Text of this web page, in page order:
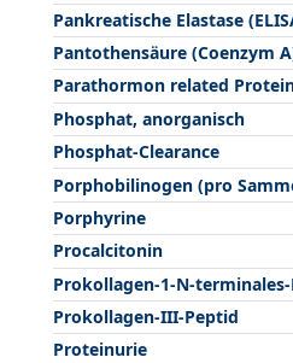
Pankreatische Elastase
Pantothensäure (Coenzym
Parathormon related
Phosphat, anorganisch
Phosphat-Clearance
Porphobilinogen (pro
Porphyrine
Procalcitonin
Prokollagen-1-N-
Prokollagen-III-Peptid
Proteinurie